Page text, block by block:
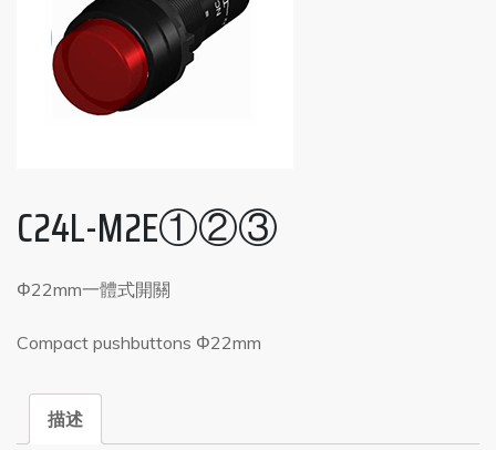
C24L-M2E①②③
Φ22mm一體式開關
Compact pushbuttons Φ22mm
描述